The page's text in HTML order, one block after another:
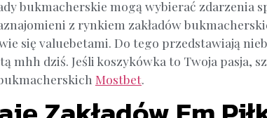
bukmacherskie mogą wybierać zdarzenia
z rynkiem zakładów
się valuebetami. Do tego przedstawiają
dziś. Jeśli koszykówka to Twoja pasja,
Mostbet